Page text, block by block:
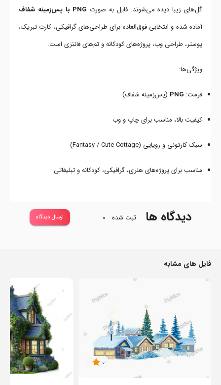
گل‌های زیبا دیده می‌شوند. فایل به صورت PNG با پس‌زمینه شفاف
آماده شده و انتخابی فوق‌العاده برای طراحی‌های گرافیکی، کارت تبریک،
پوستر، طراحی وب، پروژه‌های کودکانه و تم‌های فانتزی است.
ویژگی‌ها:
فرمت: PNG (پس‌زمینه شفاف)
کیفیت بالا، مناسب برای چاپ و وب
سبک کارتونی و رویایی (Fantasy / Cute Cottage)
مناسب برای پروژه‌های هنری، گرافیکی، کودکانه و تبلیغاتی
دیدگاه ها ثبت شده 0 ارسال دیدگاه
فایل های مشابه
0